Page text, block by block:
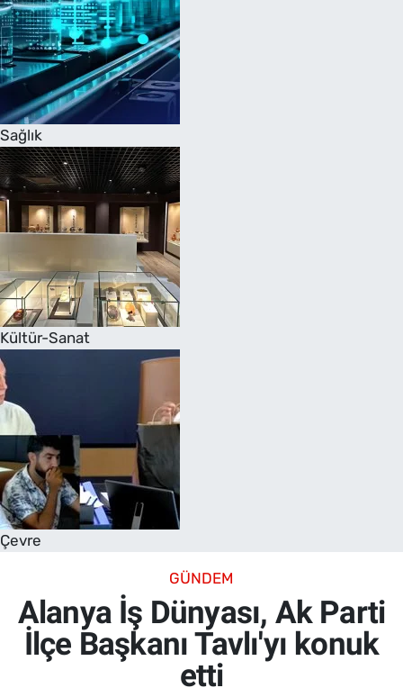
Sağlık
Kültür-Sanat
Çevre
GÜNDEM
Alanya İş Dünyası, Ak Parti
İlçe Başkanı Tavlı'yı konuk
etti